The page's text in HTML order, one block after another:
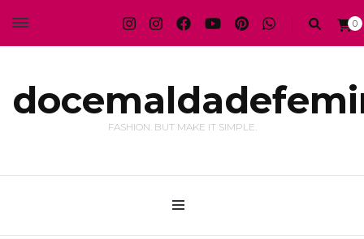
0
FASHION. BUT MAKE IT SIMPLE.